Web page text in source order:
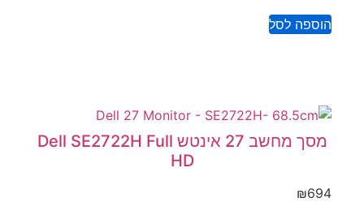
הוספה לסל
מסך מחשב ‏27 ‏אינטש Dell SE2722H Full
HD
₪694